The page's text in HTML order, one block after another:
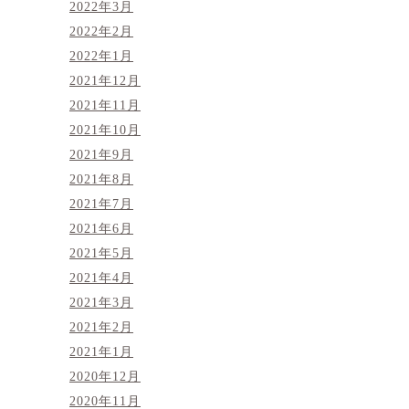
2022年3月
2022年2月
2022年1月
2021年12月
2021年11月
2021年10月
2021年9月
2021年8月
2021年7月
2021年6月
2021年5月
2021年4月
2021年3月
2021年2月
2021年1月
2020年12月
2020年11月